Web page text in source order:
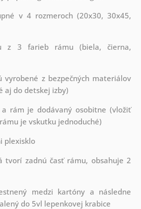
v 4 rozmeroch (20x30, 30x45,
z 3 farieb rámu (biela, čierna,
vyrobené z bezpečných materiálov
aj do detskej izby)
rám je dodávaný osobitne (vložiť
je vskutku jednoduché)
plexisklo
tvorí zadnú časť rámu, obsahuje 2
medzi kartóny a následne
do 5vl lepenkovej krabice